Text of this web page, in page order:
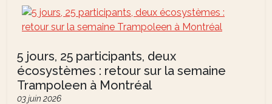
5 jours, 25 participants, deux
écosystèmes : retour sur la semaine
Trampoleen à Montréal
03 juin 2026